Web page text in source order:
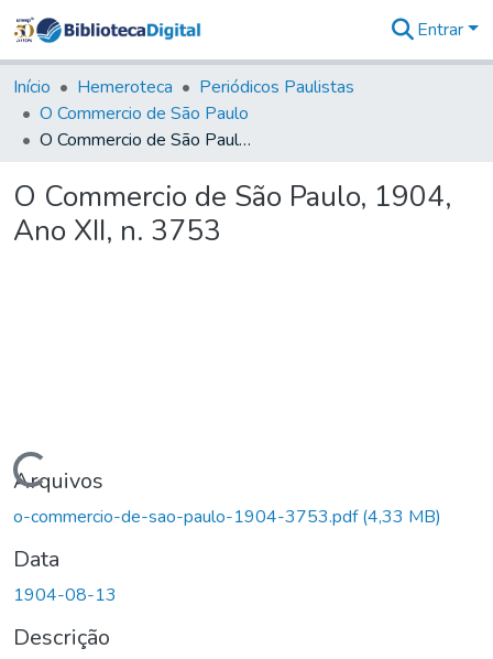
&
Coleções
Tudo na
Biblioteca
Estatísticas
Entrar
Início Hemeroteca
Periódicos Paulistas
O Commercio de São Paulo
O Commercio de São Paulo, 1904, Ano XII, n. 3753
O Commercio de São Paulo, 1904,
Ano XII, n. 3753
Carregando...
Arquivos
o-commercio-de-sao-paulo-1904-3753.pdf(4,33 MB)
Data
1904-08-13
Descrição